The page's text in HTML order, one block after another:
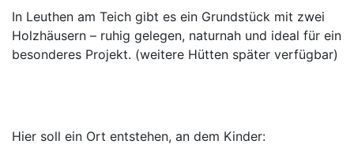
In Leuthen am Teich gibt es ein Grundstück mit zwei
Holzhäusern – ruhig gelegen, naturnah und ideal für ein
besonderes Projekt. (weitere Hütten später verfügbar)
Hier soll ein Ort entstehen, an dem Kinder: